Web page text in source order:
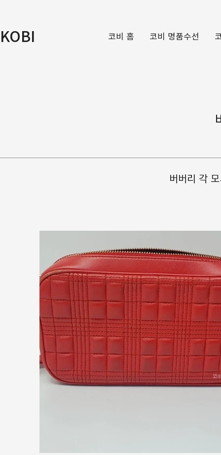
KOBI 코비 홈 코비 명품수선
버버리 각